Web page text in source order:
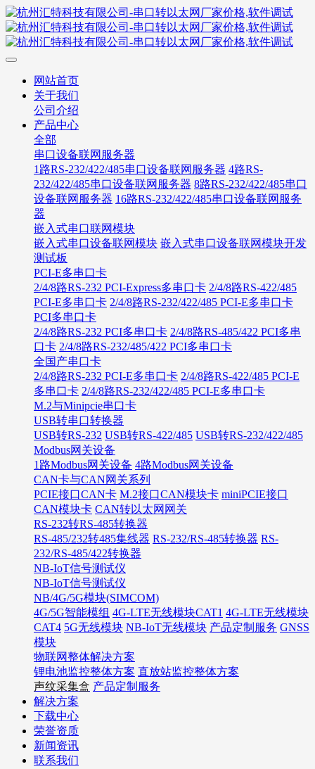
网站首页
关于我们
公司介绍
产品中心
全部
串口设备联网服务器
1路RS-232/422/485串口设备联网服务器 4路RS-
232/422/485串口设备联网服务器 8路RS-232/422/485串口
设备联网服务器 16路RS-232/422/485串口设备联网服务
器
嵌入式串口联网模块
嵌入式串口设备联网模块 嵌入式串口设备联网模块开发
测试板
PCI-E多串口卡
2/4/8路RS-232 PCI-Express多串口卡 2/4/8路RS-422/485
PCI-E多串口卡 2/4/8路RS-232/422/485 PCI-E多串口卡
PCI多串口卡
2/4/8路RS-232 PCI多串口卡 2/4/8路RS-485/422 PCI多串
口卡 2/4/8路RS-232/485/422 PCI多串口卡
全国产串口卡
2/4/8路RS-232 PCI-E多串口卡 2/4/8路RS-422/485 PCI-E
多串口卡 2/4/8路RS-232/422/485 PCI-E多串口卡
M.2与Minipcie串口卡
USB转串口转换器
USB转RS-232 USB转RS-422/485 USB转RS-232/422/485
Modbus网关设备
1路Modbus网关设备 4路Modbus网关设备
CAN卡与CAN网关系列
PCIE接口CAN卡 M.2接口CAN模块卡 miniPCIE接口
CAN模块卡 CAN转以太网网关
RS-232转RS-485转换器
RS-485/232转485集线器 RS-232/RS-485转换器 RS-
232/RS-485/422转换器
NB-IoT信号测试仪
NB-IoT信号测试仪
NB/4G/5G模块(SIMCOM)
4G/5G智能模组 4G-LTE无线模块CAT1 4G-LTE无线模块
CAT4 5G无线模块 NB-IoT无线模块 产品定制服务 GNSS
模块
物联网整体解决方案
锂电池监控整体方案 直放站监控整体方案
声纹采集盒 产品定制服务
解决方案
下载中心
荣誉资质
新闻资讯
联系我们